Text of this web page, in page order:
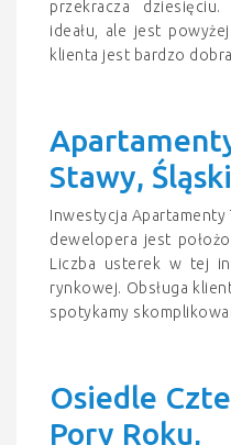
przekracza
ideału, ale jest
klienta jest bardzo
Stawy,
Inwestycja Apartamenty
dewelopera jest
Liczba usterek w tej
rynkowej. Obsługa
spotykamy
Osiedle
Pory Roku,